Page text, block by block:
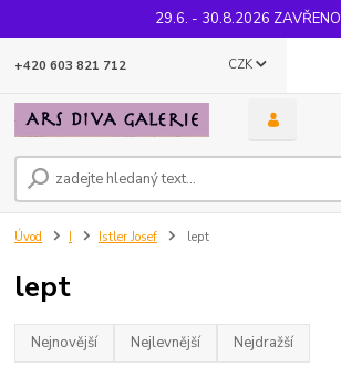
29.6. - 30.8.2026 ZAVŘENO
CZK
+420 603 821 712
Úvod Istler Josef lept
lept
Nejnovější Nejlevnější Nejdražší